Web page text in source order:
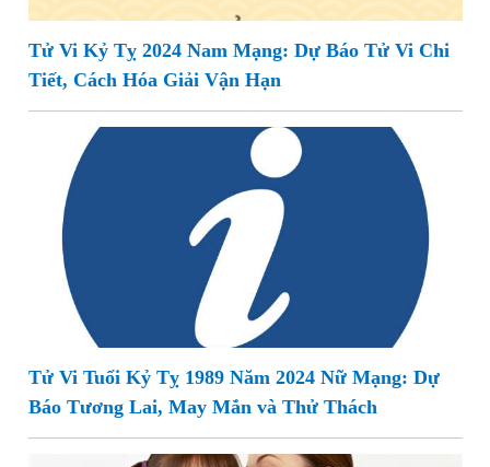
Tử Vi Kỷ Tỵ 2024 Nam Mạng: Dự Báo Tử Vi Chi
Tiết, Cách Hóa Giải Vận Hạn
Tử Vi Tuổi Kỷ Tỵ 1989 Năm 2024 Nữ Mạng: Dự
Báo Tương Lai, May Mắn và Thử Thách